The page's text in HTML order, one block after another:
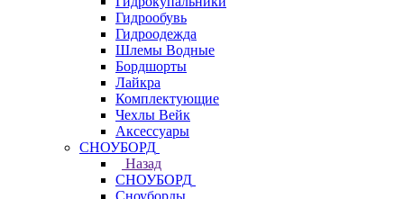
Гидрообувь
Гидроодежда
Шлемы Водные
Бордшорты
Лайкра
Комплектующие
Чехлы Вейк
Аксессуары
СНОУБОРД
Назад
СНОУБОРД
Сноуборды